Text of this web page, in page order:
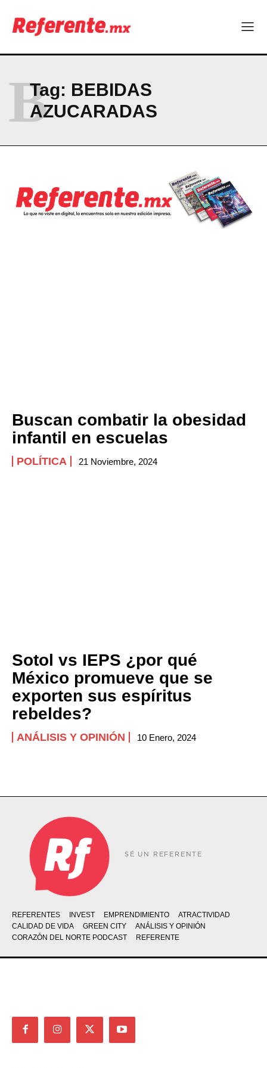
Tag: BEBIDAS
AZUCARADAS
B
Buscan combatir la obesidad
infantil en escuelas
POLÍTICA 21 Noviembre, 2024
Sotol vs IEPS ¿por qué
México promueve que se
exporten sus espíritus
rebeldes?
ANÁLISIS Y OPINIÓN 10 Enero, 2024
SÉ UN REFERENTE
REFERENTES INVEST EMPRENDIMIENTO
ATRACTIVIDAD
CALIDAD DE VIDA
GREEN CITY
ANÁLISIS Y OPINIÓN
CORAZÓN DEL NORTE PODCAST
REFERENTE